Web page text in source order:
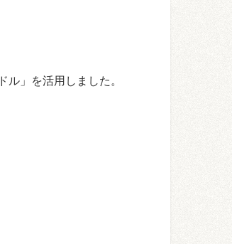
」を活用しました。